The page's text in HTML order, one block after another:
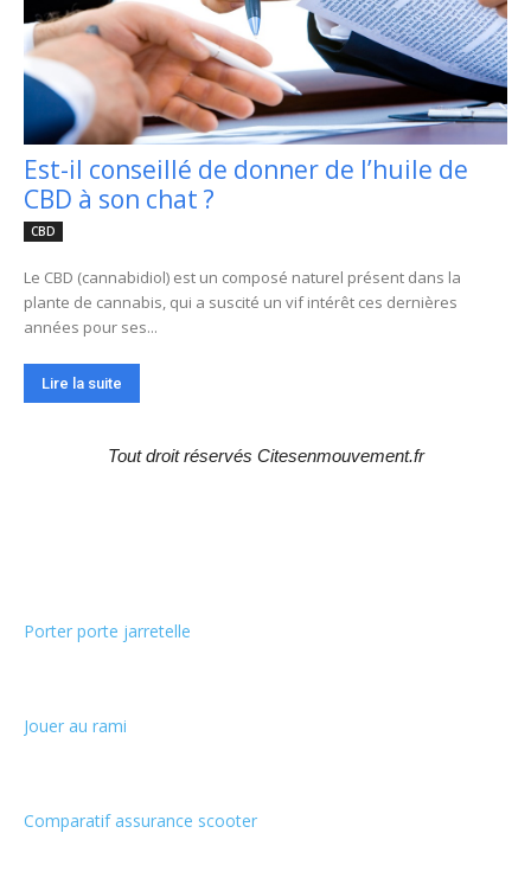
Est-il conseillé de donner de l’huile de
CBD à son chat ?
CBD
Le CBD (cannabidiol) est un composé naturel présent dans la
plante de cannabis, qui a suscité un vif intérêt ces dernières
années pour ses...
Lire la suite
Tout droit réservés Citesenmouvement.fr
Porter porte jarretelle
Jouer au rami
Comparatif assurance scooter